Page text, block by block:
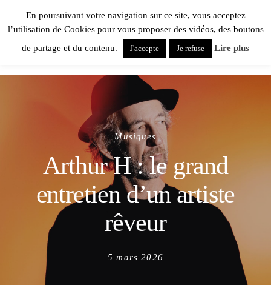
Musiques
Arthur H : le grand
entretien d’un artiste
rêveur
Posted
5 mars 2026
En poursuivant votre navigation sur ce site, vous acceptez
l’utilisation de Cookies pour vous proposer des vidéos, des boutons
de partage et du contenu.
J'accepte Je refuse Lire plus